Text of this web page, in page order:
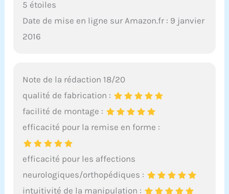
5 étoiles
Date de mise en ligne sur Amazon.fr : 9 janvier
2016
Note de la rédaction 18/20
qualité de fabrication :
facilité de montage :
efficacité pour la remise en forme :
efficacité pour les affections
neurologiques/orthopédiques :
intuitivité de la manipulation :